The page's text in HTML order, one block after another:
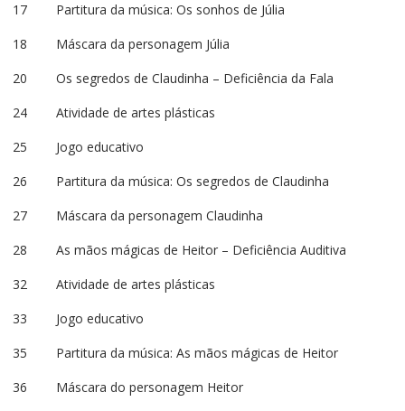
17 Partitura da música: Os sonhos de Júlia
18 Máscara da personagem Júlia
20 Os segredos de Claudinha – Deficiência da Fala
24 Atividade de artes plásticas
25 Jogo educativo
26 Partitura da música: Os segredos de Claudinha
27 Máscara da personagem Claudinha
28 As mãos mágicas de Heitor – Deficiência Auditiva
32 Atividade de artes plásticas
33 Jogo educativo
35 Partitura da música: As mãos mágicas de Heitor
36 Máscara do personagem Heitor